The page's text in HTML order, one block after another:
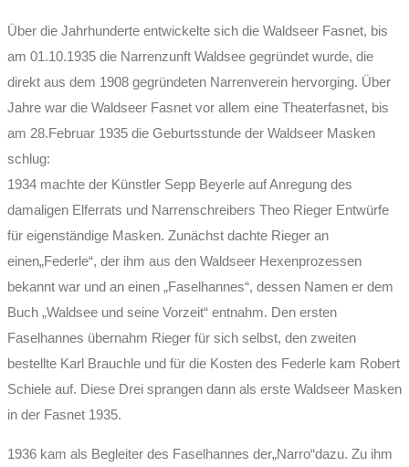
Über die Jahrhunderte entwickelte sich die Waldseer Fasnet, bis
am 01.10.1935 die Narrenzunft Waldsee gegründet wurde, die
direkt aus dem 1908 gegründeten Narrenverein hervorging. Über
Jahre war die Waldseer Fasnet vor allem eine Theaterfasnet, bis
am 28.Februar 1935 die Geburtsstunde der Waldseer Masken
schlug:
1934 machte der Künstler Sepp Beyerle auf Anregung des
damaligen Elferrats und Narrenschreibers Theo Rieger Entwürfe
für eigenständige Masken. Zunächst dachte Rieger an
einen„Federle“, der ihm aus den Waldseer Hexenprozessen
bekannt war und an einen „Faselhannes“, dessen Namen er dem
Buch „Waldsee und seine Vorzeit“ entnahm. Den ersten
Faselhannes übernahm Rieger für sich selbst, den zweiten
bestellte Karl Brauchle und für die Kosten des Federle kam Robert
Schiele auf. Diese Drei sprangen dann als erste Waldseer Masken
in der Fasnet 1935.
1936 kam als Begleiter des Faselhannes der„Narro“dazu. Zu ihm